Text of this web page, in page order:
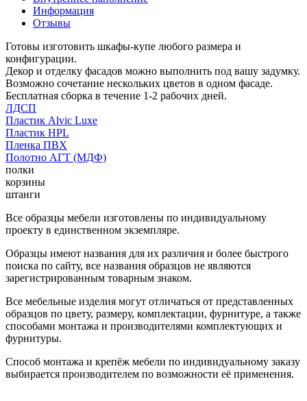
Информация
Отзывы
Готовы изготовить шкафы-купе любого размера и
конфигурации.
Декор и отделку фасадов можно выполнить под вашу задумку.
Возможно сочетание нескольких цветов в одном фасаде.
Бесплатная сборка в течение 1-2 рабочих дней.
ЛДСП
Пластик Alvic Luxe
Пластик HPL
Пленка ПВХ
Полотно АГТ (МДФ)
полки
корзины
штанги
Все образцы мебели изготовлены по индивидуальному
проекту в единственном экземпляре.
Образцы имеют названия для их различия и более быстрого
поиска по сайту, все названия образцов не являются
зарегистрированным товарным знаком.
Все мебельные изделия могут отличаться от представленных
образцов по цвету, размеру, комплектации, фурнитуре, а также
способами монтажа и производителями комплектующих и
фурнитуры.
Способ монтажа и крепёж мебели по индивидуальному заказу
выбирается производителем по возможности её применения.